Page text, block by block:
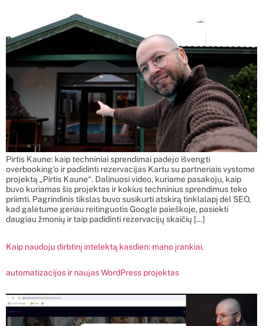
Pirtis Kaune: kaip techniniai sprendimai padėjo išvengti
overbooking’o ir padidinti rezervacijas Kartu su partneriais vystome
projektą „Pirtis Kaune“. Dalinuosi video, kuriame pasakoju, kaip
buvo kuriamas šis projektas ir kokius techninius sprendimus teko
priimti. Pagrindinis tikslas buvo susikurti atskirą tinklalapį dėl SEO,
kad galėtume geriau reitinguotis Google paieškoje, pasiekti
daugiau žmonių ir taip padidinti rezervacijų skaičių […]
Kaip naudoju dirbtinį intelektą kasdien: mano įrankiai,
automatizacijos ir naujas WordPress projektas